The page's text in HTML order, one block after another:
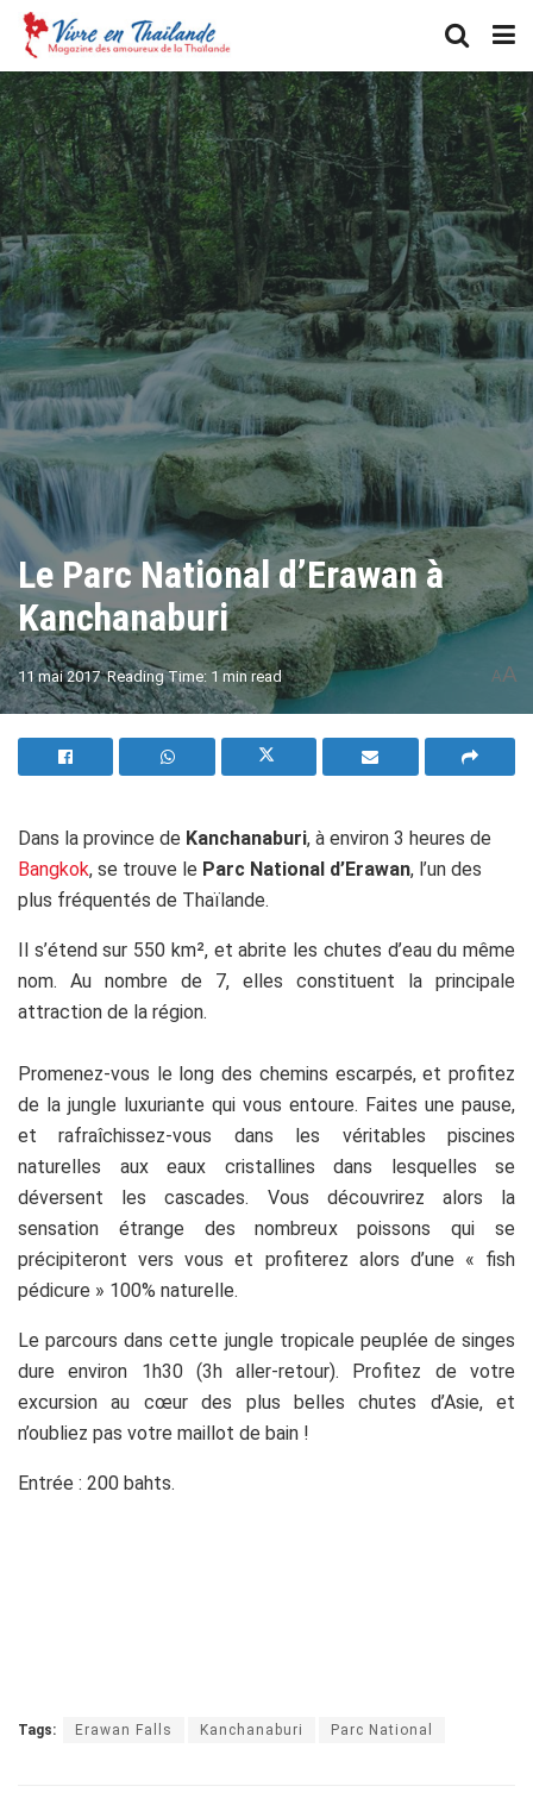
Le Parc National d’Erawan à
Kanchanaburi
11 mai 2017 Reading Time: 1 min read AA
Dans la province de Kanchanaburi, à environ 3 heures de
Bangkok, se trouve le Parc National d’Erawan, l’un des
plus fréquentés de Thaïlande.
Il s’étend sur 550 km², et abrite les chutes d’eau du même
nom. Au nombre de 7, elles constituent la principale
attraction de la région.
Promenez-vous le long des chemins escarpés, et profitez
de la jungle luxuriante qui vous entoure. Faites une pause,
et rafraîchissez-vous dans les véritables piscines
naturelles aux eaux cristallines dans lesquelles se
déversent les cascades. Vous découvrirez alors la
sensation étrange des nombreux poissons qui se
précipiteront vers vous et profiterez alors d’une « fish
pédicure » 100% naturelle.
Le parcours dans cette jungle tropicale peuplée de singes
dure environ 1h30 (3h aller-retour). Profitez de votre
excursion au cœur des plus belles chutes d’Asie, et
n’oubliez pas votre maillot de bain !
Entrée : 200 bahts.
Tags: Erawan Falls Kanchanaburi Parc National